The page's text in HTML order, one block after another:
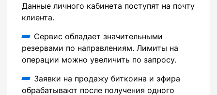
Данные личного кабинета поступят на почту
клиента.
Сервис обладает значительными
резервами по направлениям. Лимиты на
операции можно увеличить по запросу.
Заявки на продажу биткоина и эфира
обрабатывают после получения одного